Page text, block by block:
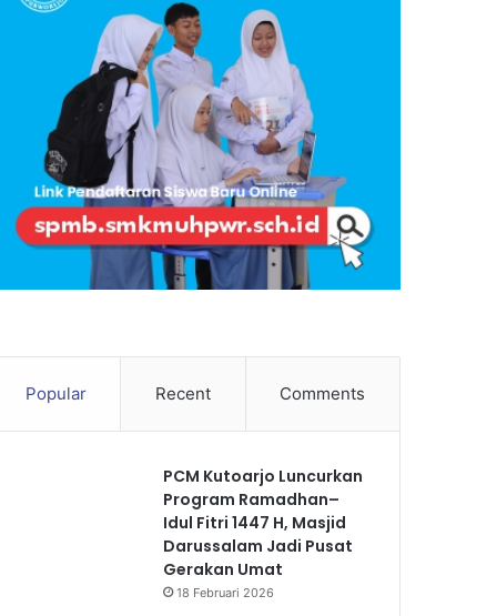
Popular Recent Comments
PCM Kutoarjo Luncurkan
Program Ramadhan–
Idul Fitri 1447 H, Masjid
Darussalam Jadi Pusat
Gerakan Umat
18 Februari 2026